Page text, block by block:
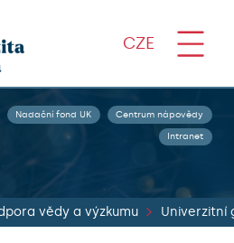
CZE
Nadační fond UK Centrum nápovědy
Intranet
vědy a výzkumu Univerzitní